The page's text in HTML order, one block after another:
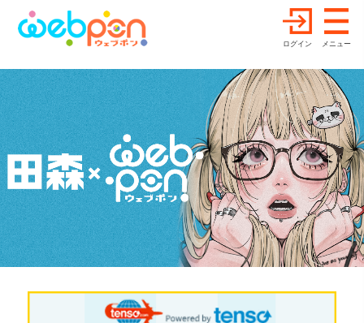
ログイン メニュー